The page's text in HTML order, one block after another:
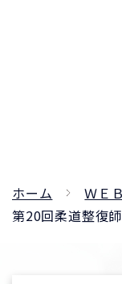
ホーム ＷＥ
第20回柔道整復